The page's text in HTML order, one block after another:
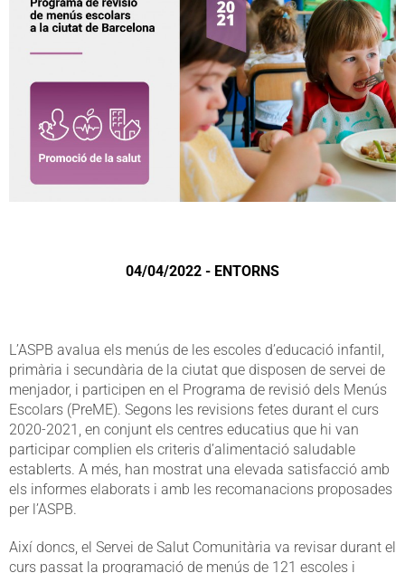
04/04/2022 - ENTORNS
L’ASPB avalua els menús de les escoles d’educació infantil,
primària i secundària de la ciutat que disposen de servei de
menjador, i participen en el Programa de revisió dels Menús
Escolars (PreME). Segons les revisions fetes durant el curs
2020-2021, en conjunt els centres educatius que hi van
participar complien els criteris d’alimentació saludable
establerts. A més, han mostrat una elevada satisfacció amb
els informes elaborats i amb les recomanacions proposades
per l’ASPB.
Així doncs, el Servei de Salut Comunitària va revisar durant el
curs passat la programació de menús de 121 escoles i